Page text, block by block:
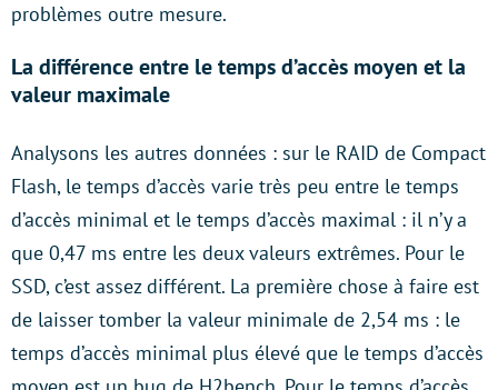
problèmes outre mesure.
La différence entre le temps d’accès moyen et la
valeur maximale
Analysons les autres données : sur le RAID de Compact
Flash, le temps d’accès varie très peu entre le temps
d’accès minimal et le temps d’accès maximal : il n’y a
que 0,47 ms entre les deux valeurs extrêmes. Pour le
SSD, c’est assez différent. La première chose à faire est
de laisser tomber la valeur minimale de 2,54 ms : le
temps d’accès minimal plus élevé que le temps d’accès